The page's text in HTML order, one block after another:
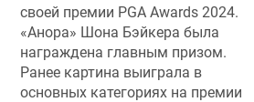
своей премии PGA Awards 2024.
«Анора» Шона Бэйкера была
награждена главным призом.
Ранее картина выиграла в
основных категориях на премии